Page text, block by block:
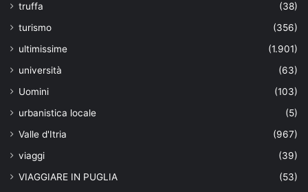
truffa
(38)
turismo
(356)
ultimissime
(1.901)
università
(63)
Uomini
(103)
urbanistica locale
(5)
Valle d'Itria
(967)
viaggi
(39)
VIAGGIARE IN PUGLIA
(53)